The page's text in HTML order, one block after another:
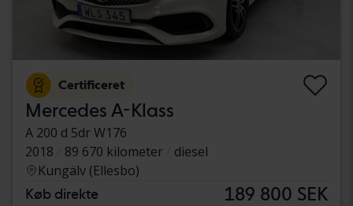
Certificeret
Mercedes A-Klass
A 200 d 5dr W176
2018
89 670 kilometer
diesel
Kungälv (Ellesbo)
Køb direkte 189 800 SEK